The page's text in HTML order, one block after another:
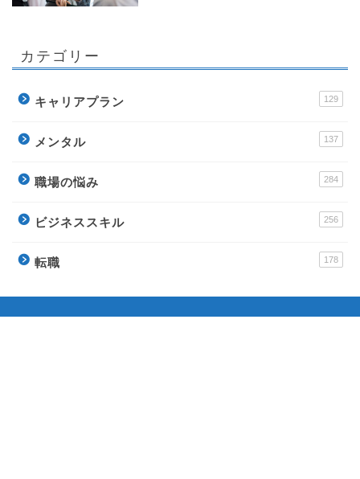
カテゴリー
キャリアプラン 129
メンタル 137
職場の悩み 284
ビジネススキル 256
転職 178